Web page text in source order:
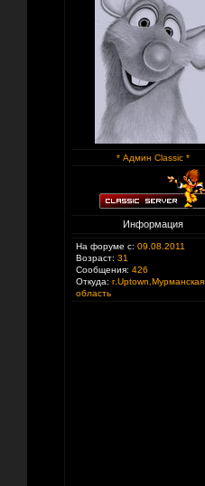
* Админ Classic *
Информация
На форуме с: 09.08.2011
Возраст: 31
Сообщения: 426
Откуда: г.Uptown,Мурманская
область